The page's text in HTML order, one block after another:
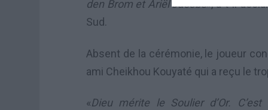
den Brom et Ariël Jacobs», a-t-il
Sud.
Absent de la cérémonie, le joueur
ami Cheikhou Kouyaté qui a reçu le
«Dieu mérite le Soulier d’Or.